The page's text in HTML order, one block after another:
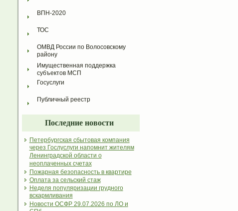
ВПН-2020
ТОС
ОМВД России по Волосовскому
району
Имущественная поддержка
субъектов МСП
Госуслуги
Публичный реестр
Последние новости
Петербургская сбытовая компания
через Гослуслуги напомнит жителям
Ленинградской области о
неоплаченных счетах
Пожарная безопасность в квартире
Оплата за сельский стаж
Неделя популяризации грудного
вскармливания
Новости ОСФР 29.07.2026 по ЛО и